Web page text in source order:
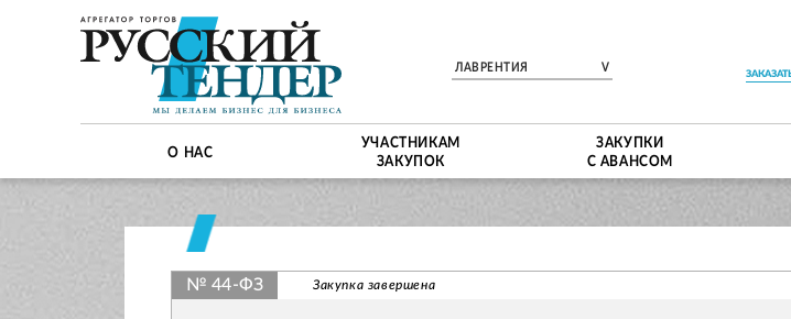
ЛАВРЕНТИЯ V
О НАС
УЧАСТНИКАМ
ЗАКУПОК
ЗАКУПКИ
С АВАНСОМ
№ 44-ФЗ Закупка завершена